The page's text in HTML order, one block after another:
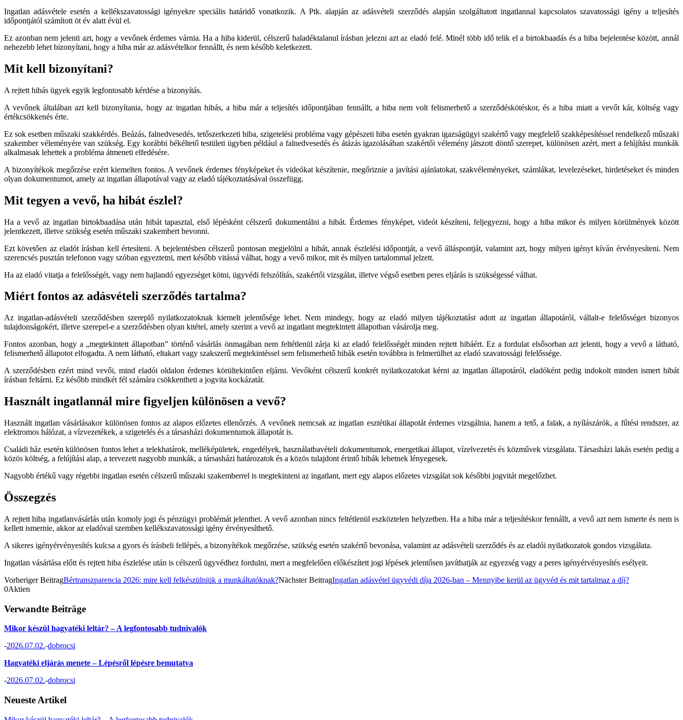
Ingatlan adásvétele esetén a kellékszavatossági igényekre speciális határidő vonatkozik. A Ptk. alapján az adásvételi szerződés alapján szolgáltatott ingatlannal kapcsolatos szavatossági igény a teljesítés
időpontjától számított öt év alatt évül el.
Ez azonban nem jelenti azt, hogy a vevőnek érdemes várnia. Ha a hiba kiderül, célszerű haladéktalanul írásban jelezni azt az eladó felé. Minél több idő telik el a birtokbaadás és a hiba bejelentése között, annál
nehezebb lehet bizonyítani, hogy a hiba már az adásvételkor fennállt, és nem később keletkezett.
Mit kell bizonyítani?
A rejtett hibás ügyek egyik legfontosabb kérdése a bizonyítás.
A vevőnek általában azt kell bizonyítania, hogy az ingatlan hibás, a hiba már a teljesítés időpontjában fennállt, a hiba nem volt felismerhető a szerződéskötéskor, és a hiba miatt a vevőt kár, költség vagy
értékcsökkenés érte.
Ez sok esetben műszaki szakkérdés. Beázás, falnedvesedés, tetőszerkezeti hiba, szigetelési probléma vagy gépészeti hiba esetén gyakran igazságügyi szakértő vagy megfelelő szakképesítéssel rendelkező műszaki
szakember véleményére van szükség. Egy korábbi békéltető testületi ügyben például a falnedvesedés és átázás igazolásában szakértői vélemény játszott döntő szerepet, különösen azért, mert a felújítási munkák
alkalmasak lehettek a probléma átmeneti elfedésére.
A bizonyítékok megőrzése ezért kiemelten fontos. A vevőnek érdemes fényképeket és videókat készítenie, megőriznie a javítási ajánlatokat, szakvéleményeket, számlákat, levelezéseket, hirdetéseket és minden
olyan dokumentumot, amely az ingatlan állapotával vagy az eladó tájékoztatásával összefügg.
Mit tegyen a vevő, ha hibát észlel?
Ha a vevő az ingatlan birtokbaadása után hibát tapasztal, első lépésként célszerű dokumentálni a hibát. Érdemes fényképet, videót készíteni, feljegyezni, hogy a hiba mikor és milyen körülmények között
jelentkezett, illetve szükség esetén műszaki szakembert bevonni.
Ezt követően az eladót írásban kell értesíteni. A bejelentésben célszerű pontosan megjelölni a hibát, annak észlelési időpontját, a vevő álláspontját, valamint azt, hogy milyen igényt kíván érvényesíteni. Nem
szerencsés pusztán telefonon vagy szóban egyeztetni, mert később vitássá válhat, hogy a vevő mikor, mit és milyen tartalommal jelzett.
Ha az eladó vitatja a felelősségét, vagy nem hajlandó egyezséget kötni, ügyvédi felszólítás, szakértői vizsgálat, illetve végső esetben peres eljárás is szükségessé válhat.
Miért fontos az adásvételi szerződés tartalma?
Az ingatlan-adásvételi szerződésben szereplő nyilatkozatoknak kiemelt jelentősége lehet. Nem mindegy, hogy az eladó milyen tájékoztatást adott az ingatlan állapotáról, vállalt-e felelősséget bizonyos
tulajdonságokért, illetve szerepel-e a szerződésben olyan kitétel, amely szerint a vevő az ingatlant megtekintett állapotban vásárolja meg.
Fontos azonban, hogy a „megtekintett állapotban” történő vásárlás önmagában nem feltétlenül zárja ki az eladó felelősségét minden rejtett hibáért. Ez a fordulat elsősorban azt jelenti, hogy a vevő a látható,
felismerhető állapotot elfogadta. A nem látható, eltakart vagy szakszerű megtekintéssel sem felismerhető hibák esetén továbbra is felmerülhet az eladó szavatossági felelőssége.
A szerződésben ezért mind vevői, mind eladói oldalon érdemes körültekintően eljárni. Vevőként célszerű konkrét nyilatkozatokat kérni az ingatlan állapotáról, eladóként pedig indokolt minden ismert hibát
írásban feltárni. Ez később mindkét fél számára csökkentheti a jogvita kockázatát.
Használt ingatlannál mire figyeljen különösen a vevő?
Használt ingatlan vásárlásakor különösen fontos az alapos előzetes ellenőrzés. A vevőnek nemcsak az ingatlan esztétikai állapotát érdemes vizsgálnia, hanem a tető, a falak, a nyílászárók, a fűtési rendszer, az
elektromos hálózat, a vízvezetékek, a szigetelés és a társasházi dokumentumok állapotát is.
Családi ház esetén különösen fontos lehet a telekhatárok, melléképületek, engedélyek, használatbavételi dokumentumok, energetikai állapot, vízelvezetés és közművek vizsgálata. Társasházi lakás esetén pedig a
közös költség, a felújítási alap, a tervezett nagyobb munkák, a társasházi határozatok és a közös tulajdont érintő hibák lehetnek lényegesek.
Nagyobb értékű vagy régebbi ingatlan esetén célszerű műszaki szakemberrel is megtekinteni az ingatlant, mert egy alapos előzetes vizsgálat sok későbbi jogvitát megelőzhet.
Összegzés
A rejtett hiba ingatlanvásárlás után komoly jogi és pénzügyi problémát jelenthet. A vevő azonban nincs feltétlenül eszköztelen helyzetben. Ha a hiba már a teljesítéskor fennállt, a vevő azt nem ismerte és nem is
kellett ismernie, akkor az eladóval szemben kellékszavatossági igény érvényesíthető.
A sikeres igényérvényesítés kulcsa a gyors és írásbeli fellépés, a bizonyítékok megőrzése, szükség esetén szakértő bevonása, valamint az adásvételi szerződés és az eladói nyilatkozatok gondos vizsgálata.
Ingatlan vásárlása előtt és rejtett hiba észlelése után is célszerű ügyvédhez fordulni, mert a megfelelően előkészített jogi lépések jelentősen javíthatják az egyezség vagy a peres igényérvényesítés esélyeit.
Vorheriger BeitragBértranszparencia 2026: mire kell felkészülniük a munkáltatóknak?Nächster BeitragIngatlan adásvétel ügyvédi díja 2026-ban – Mennyibe kerül az ügyvéd és mit tartalmaz a díj?
0Aktien
Verwandte Beiträge
Mikor készül hagyatéki leltár? – A legfontosabb tudnivalók
-2026.07.02.-dobrocsi
Hagyatéki eljárás menete – Lépésről lépésre bemutatva
-2026.07.02.-dobrocsi
Neueste Artikel